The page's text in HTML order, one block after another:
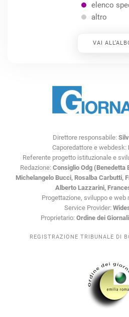
elenco
altro
VAI
Direttore responsabile:
Caporedattore e webdesk:
Referente progetto istituzionale e
Redazione: Consiglio Odg (Benedetta
Michelangelo Bucci, Rosalba Carbutti,
Alberto Lazzarini,
Progettazione, sviluppo e web
Service Provider:
Proprietario: Ordine dei
REGISTRAZIONE TRIBUNALE DI